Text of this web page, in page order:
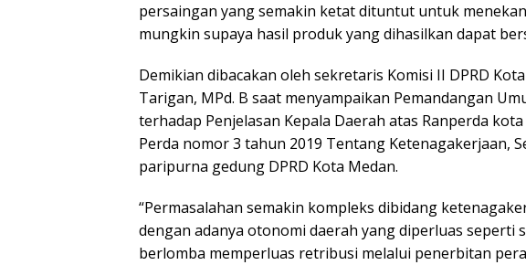
persaingan yang semakin ketat dituntut untuk
mungkin supaya hasil produk yang dihasilkan dapat
Demikian dibacakan oleh sekretaris Komisi II DPRD
Tarigan, MPd. B saat menyampaikan Pemandangan
terhadap Penjelasan Kepala Daerah atas Ranperda
Perda nomor 3 tahun 2019 Tentang Ketenagakerjaan,
paripurna gedung DPRD Kota Medan.
“Permasalahan semakin kompleks dibidang
dengan adanya otonomi daerah yang diperluas seperti
berlomba memperluas retribusi melalui penerbitan